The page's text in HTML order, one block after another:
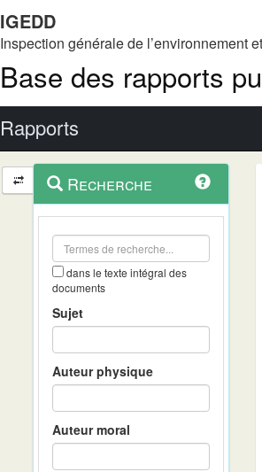
IGEDD
Inspection générale de l’environnement
Base des rapports
Rapports
Navigation
et
outils
contextuel
Recherche
dans le texte intégral des
documents
Sujet
Auteur physique
Auteur moral